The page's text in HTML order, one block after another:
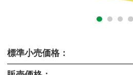
標準小売価格：